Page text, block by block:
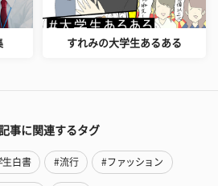
すれみの大学生あるある
事に関連するタグ
生白書 #流行 #ファッション